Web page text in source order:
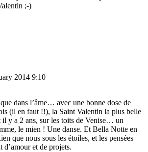
;-)
2014 9:10
dans l’âme… avec une bonne dose de
(il en faut !!), la Saint Valentin la plus belle
il y a 2 ans, sur les toits de Venise… un
le mien ! Une danse. Et Bella Notte en
que nous sous les étoiles, et les pensées
et de projets.